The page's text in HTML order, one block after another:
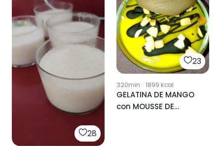
28
23
320min · 1899 kcal
GELATINA DE MANGO
con MOUSSE DE